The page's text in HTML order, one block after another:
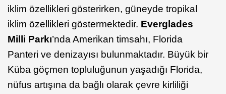
iklim özellikleri gösterirken, güneyde tropikal
iklim özellikleri göstermektedir. Everglades
Milli Parkı’nda Amerikan timsahı, Florida
Panteri ve denizayısı bulunmaktadır. Büyük bir
Küba göçmen topluluğunun yaşadığı Florida,
nüfus artışına da bağlı olarak çevre kirliliği